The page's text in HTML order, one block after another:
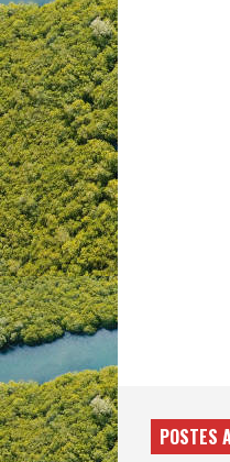
POSTES